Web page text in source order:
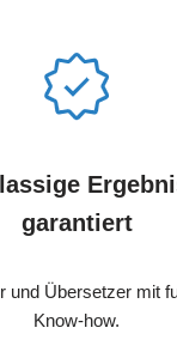
garantiert
und Übersetzer mit
Know-how.